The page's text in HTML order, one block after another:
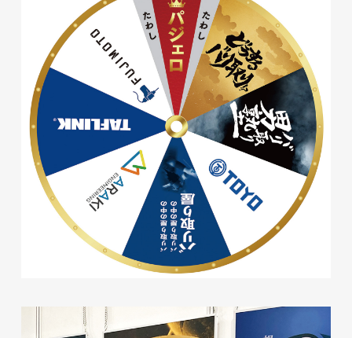
磐田商工会議所様 磐田市商店
会連盟チラシ
#公共・行政・団体